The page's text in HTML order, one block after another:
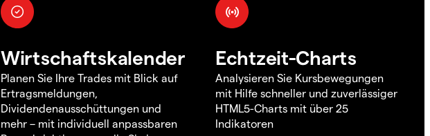
Wirtschaftskalender
Planen Sie Ihre Trades mit Blick auf
Ertragsmeldungen,
Dividendenausschüttungen und
mehr – mit individuell anpassbaren
Echtzeit-Charts
Analysieren Sie Kursbewegungen
mit Hilfe schneller und zuverlässiger
HTML5-Charts mit über 25
Indikatoren